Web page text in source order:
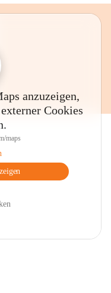
anzuzeigen,
Cookies
maps